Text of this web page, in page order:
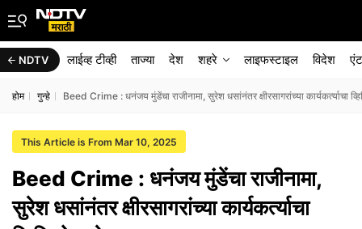
NDTV लाईव्ह टीव्ही ताज्या देश शहरे लाइफस्टाइल विदेश
होम गुन्हे Beed Crime : धनंजय मुंडेंचा राजीनामा, सुरेश धसांनंतर क्षीरसागरांच्या कार्यकर्त्याचा
This Article is From Mar 10, 2025
Beed Crime : धनंजय मुंडेंचा राजीनामा,
सुरेश धसांनंतर क्षीरसागरांच्या कार्यकर्त्याचा